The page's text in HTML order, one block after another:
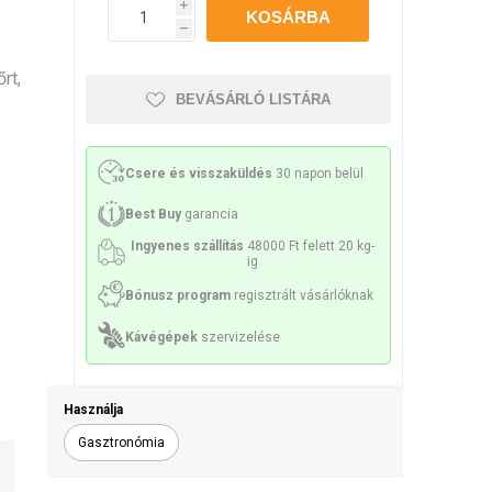
Kenőanyag
és spirálok
és konzolok Érzékelők és biztosítékok
i
h
BEVÁSÁRLÓ LISTÁRA
Csere és visszaküldés 30 napon belül
Best Buy garancia
Ingyenes szállítás 48000 Ft felett 20 kg-
ig
Bónusz program regisztrált vásárlóknak
Kávégépek szervizelése
Használja
Gasztronómia